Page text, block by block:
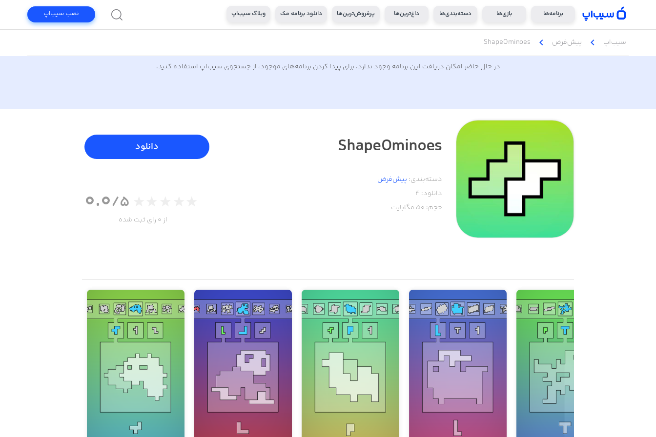
برنامه‌ها بازی‌ها دسته‌بندی‌ها داغ‌ترین‌ها پرفروش‌ترین‌ها دانلود برنامه مک وبلاگ سیب‌اپ نصب سیب‌اپ
سیب‌اپ chevron_left پیش‌فرض chevron_left
ShapeOminoes
در حال حاضر امکان دریافت این برنامه وجود ندارد. برای پیدا کردن برنامه‌های موجود، از جستجوی سیب‌اپ استفاده کنید.
ShapeOminoes
دسته‌بندی: پیش‌فرض
دانلود: 4
حجم: 50 مگابایت
دانلود
0.0/5
از 0 رای ثبت شده